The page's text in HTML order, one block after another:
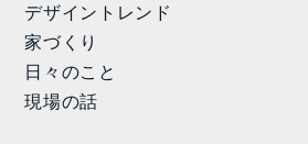
デザイントレンド
家づくり
日々のこと
現場の話